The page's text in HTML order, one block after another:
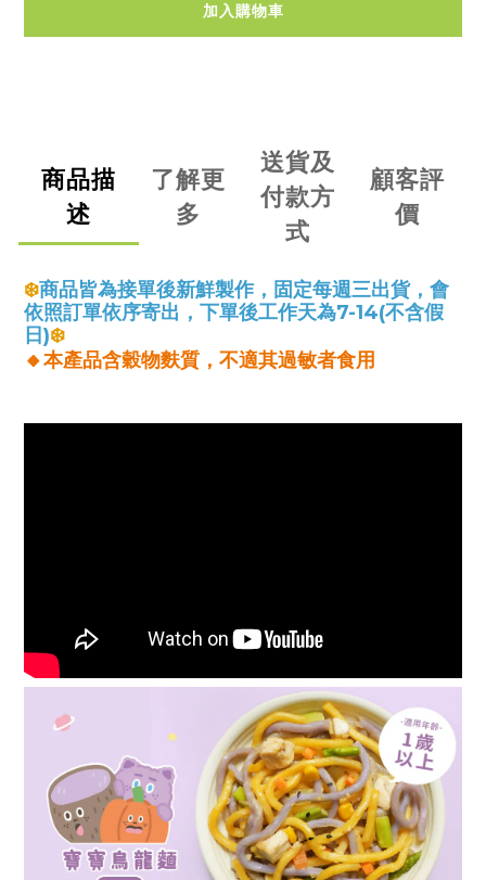
加入購物車
商品描
述
了解更
多
送貨及
付款方
式
顧客評
價
❄️商品皆為接單後新鮮製作， 固定每週三出貨，會
依照訂單依序寄出，下單後工作天為7-14(不含假
日)❄️
🔸本產品含穀物麩質，不適其過敏者食用